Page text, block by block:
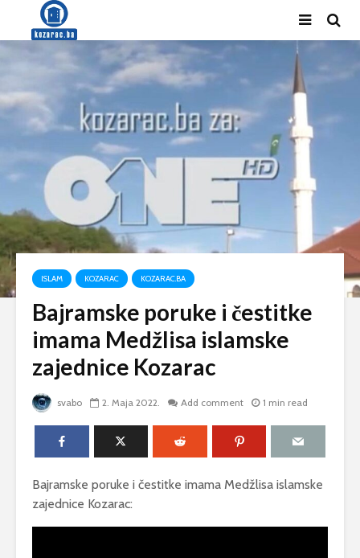
ISLAM KOZARAC KOZARAC.BA
Bajramske poruke i čestitke
imama Medžlisa islamske
zajednice Kozarac
svabo 2. Maja 2022. Add comment 1 min read
Bajramske poruke i čestitke imama Medžlisa islamske
zajednice Kozarac: